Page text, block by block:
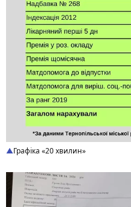
Графіка «20 хвилин»